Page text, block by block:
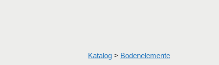
Katalog > Bodenelemente